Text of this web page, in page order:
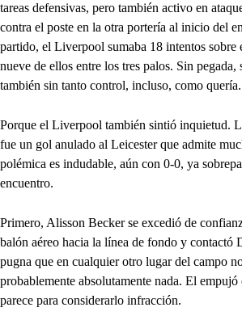
tareas defensivas, pero también activo en
contra el poste en la otra portería al inicio del
partido, el Liverpool sumaba 18 intentos sobre
nueve de ellos entre los tres palos. Sin
también sin tanto control, incluso, como quería.
Porque el Liverpool también sintió inquietud.
fue un gol anulado al Leicester que admite
polémica es indudable, aún con 0-0, ya
encuentro.
Primero, Alisson Becker se excedió de
balón aéreo hacia la línea de fondo y contactó
pugna que en cualquier otro lugar del campo
probablemente absolutamente nada. El
parece para considerarlo infracción.